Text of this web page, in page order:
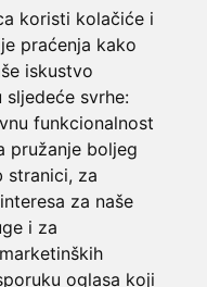
koristi kolačiće i
praćenja kako
iskustvo
sljedeće svrhe:
funkcionalnost
pružanje boljeg
stranici, za
za naše
i za
oglasa koji